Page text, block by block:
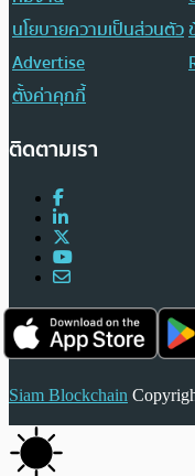
นโยบายความเป็นส่วนตัว
Advertise
ตั้งค่าคุกกี้
ติดตามเรา
Siam Blockchain